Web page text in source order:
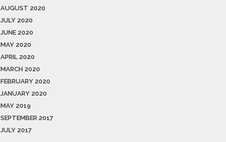
AUGUST 2020
JULY 2020
JUNE 2020
MAY 2020
APRIL 2020
MARCH 2020
FEBRUARY 2020
JANUARY 2020
MAY 2019
SEPTEMBER 2017
JULY 2017